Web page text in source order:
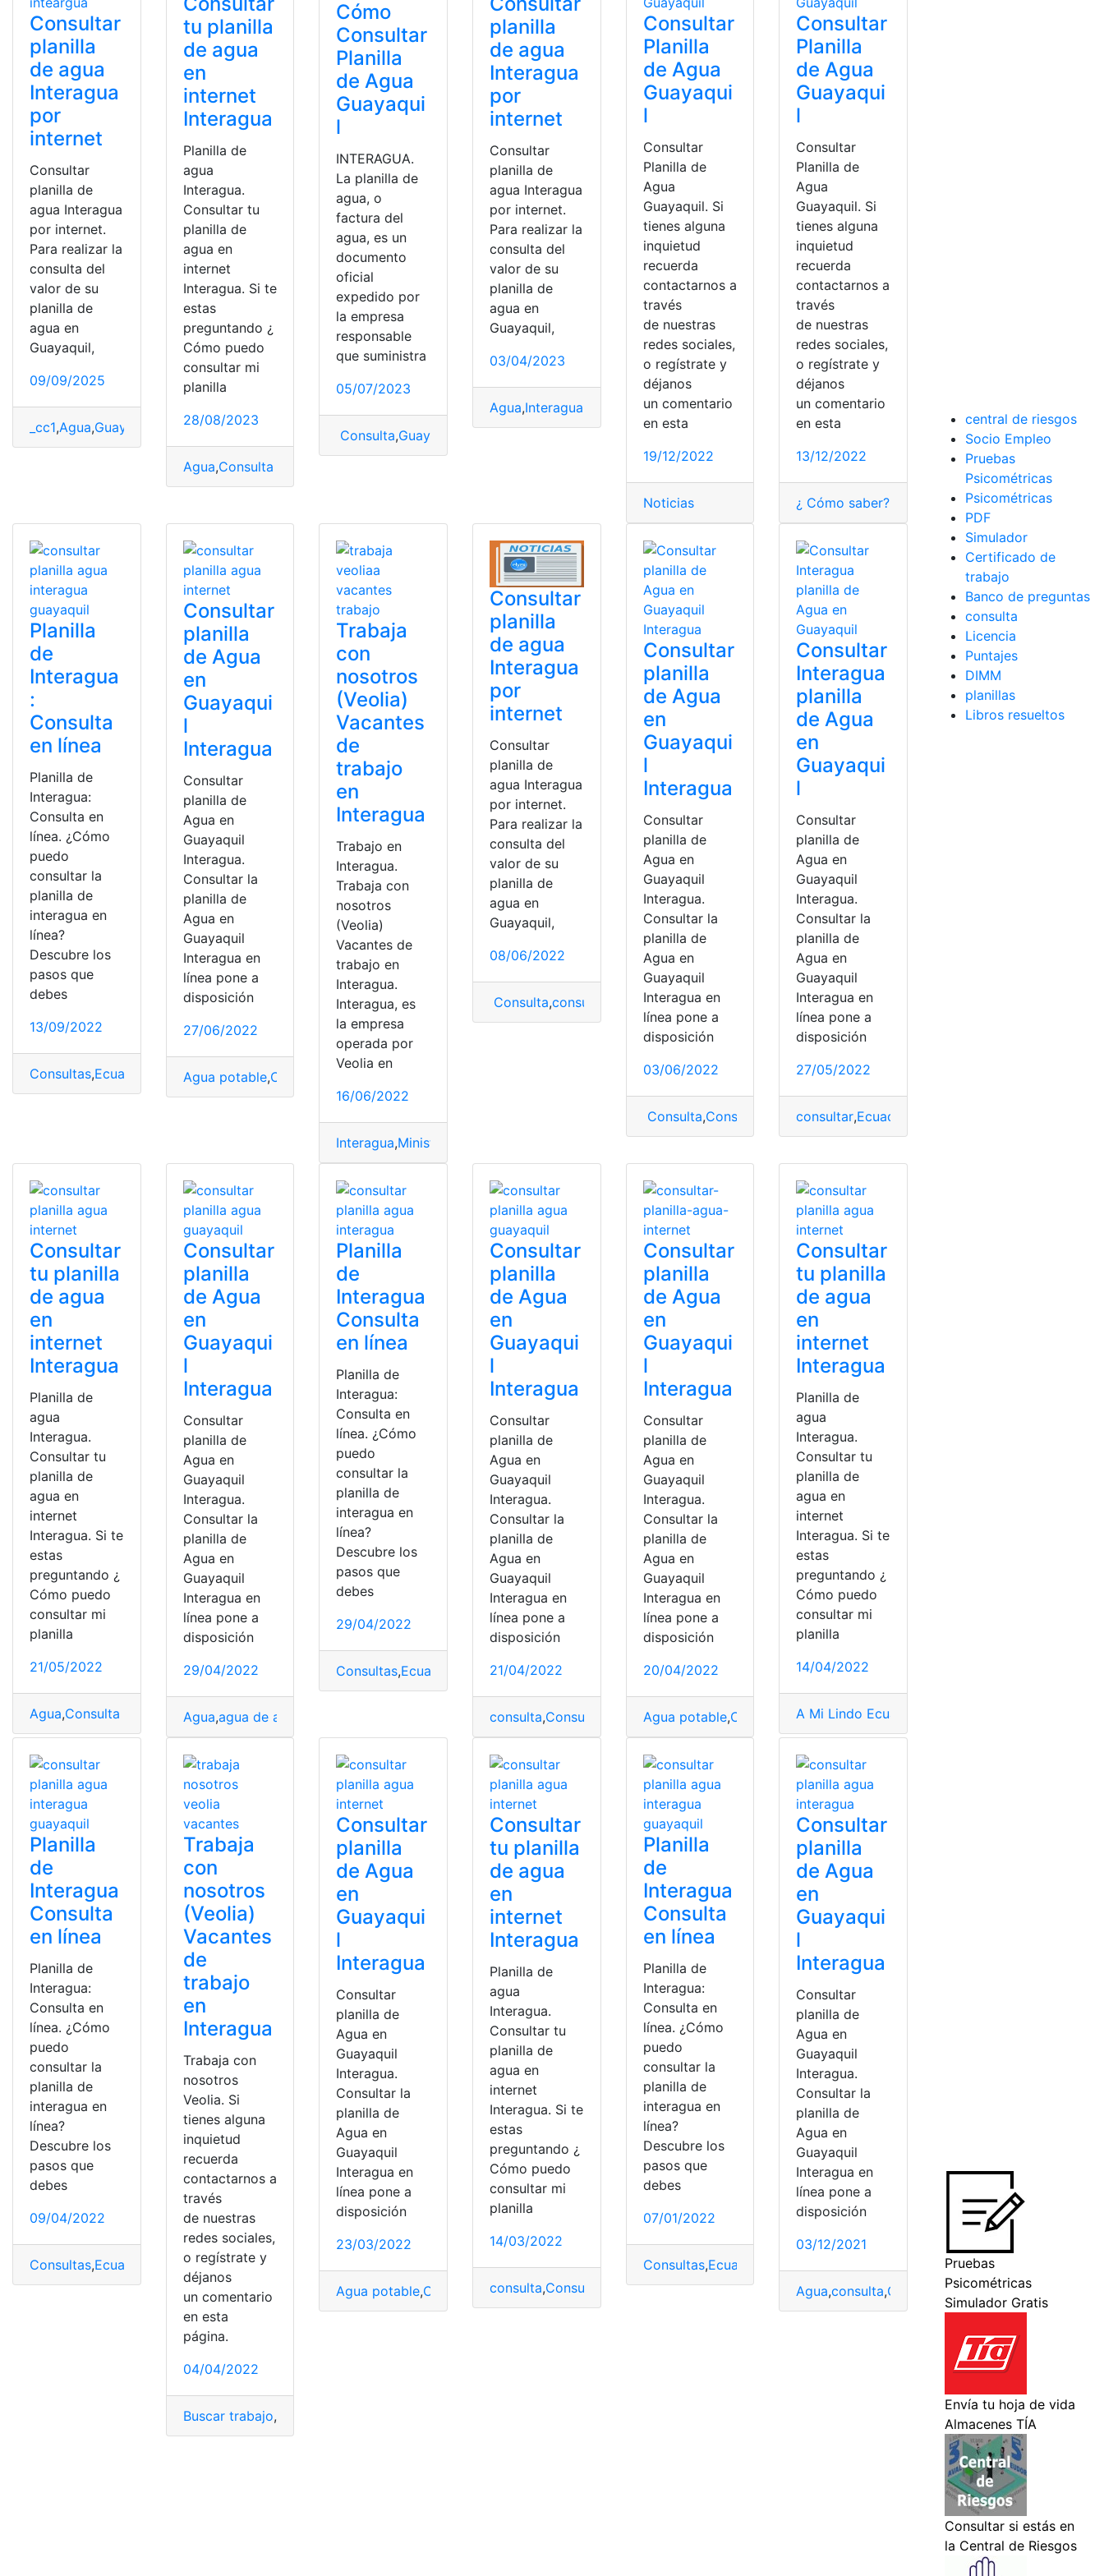
Consultar
planilla
de agua
Interagua
por
internet
Consultar
planilla de
agua Interagua
por internet.
Para realizar la
consulta del
valor de su
planilla de
agua en
Guayaquil,
09/09/2025
_cc1,Agua,Guayaquil Interagua,Internet
tu planilla
de agua
en
internet
Interagua
Planilla de
agua
Interagua.
Consultar tu
planilla de
agua en
internet
Interagua. Si te
estas
preguntando ¿
Cómo puedo
consultar mi
planilla
28/08/2023
Agua,Consulta Online planillas
Cómo
Consultar
Planilla
de Agua
Guayaqui
l
INTERAGUA.
La planilla de
agua, o
factura del
agua, es un
documento
oficial
expedido por
la empresa
responsable
que suministra
05/07/2023
Consulta,Guayaquil
planilla
de agua
Interagua
por
internet
Consultar
planilla de
agua Interagua
por internet.
Para realizar la
consulta del
valor de su
planilla de
agua en
Guayaquil,
03/04/2023
Agua,Interagua planilla,top2
Consultar
Planilla
de Agua
Guayaqui
l
Consultar
Planilla de
Agua
Guayaquil. Si
tienes alguna
inquietud
recuerda
contactarnos a
través
de nuestras
redes sociales,
o regístrate y
déjanos
un comentario
en esta
19/12/2022
Noticias
Consultar
Planilla
de Agua
Guayaqui
l
Consultar
Planilla de
Agua
Guayaquil. Si
tienes alguna
inquietud
recuerda
contactarnos a
través
de nuestras
redes sociales,
o regístrate y
déjanos
un comentario
en esta
13/12/2022
¿ Cómo saber? ¿cómo lo hago?,consulta,Ecuador
Planilla
de
Interagua
:
Consulta
en línea
Planilla de
Interagua:
Consulta en
línea. ¿Cómo
puedo
consultar la
planilla de
interagua en
línea?
Descubre los
pasos que
debes
13/09/2022
Consultas,Ecuador Herramientas Ecuador Interagua Planilla de agua
Consultar
planilla
de Agua
en
Guayaqui
l
Interagua
Consultar
planilla de
Agua en
Guayaquil
Interagua.
Consultar la
planilla de
Agua en
Guayaquil
Interagua en
línea pone a
disposición
27/06/2022
Agua potable,Consultas
Trabaja
con
nosotros
(Veolia)
Vacantes
de
trabajo
en
Interagua
Trabajo en
Interagua.
Trabaja con
nosotros
(Veolia)
Vacantes de
trabajo en
Interagua.
Interagua, es
la empresa
operada por
Veolia en
16/06/2022
Interagua,Ministerio de trabajo
Consultar
planilla
de agua
Interagua
por
internet
Consultar
planilla de
agua Interagua
por internet.
Para realizar la
consulta del
valor de su
planilla de
agua en
Guayaquil,
08/06/2022
Consulta,consulta consulta de causas Consulta de Denuncia,Consulta de empleos
Consultar
planilla
de Agua
en
Guayaqui
l
Interagua
Consultar
planilla de
Agua en
Guayaquil
Interagua.
Consultar la
planilla de
Agua en
Guayaquil
Interagua en
línea pone a
disposición
03/06/2022
Consulta,Consulta Online,Interagua,planilla
Consultar
Interagua
planilla
de Agua
en
Guayaqui
l
Consultar
planilla de
Agua en
Guayaquil
Interagua.
Consultar la
planilla de
Agua en
Guayaquil
Interagua en
línea pone a
disposición
27/05/2022
consultar,Ecuador
Consultar
tu planilla
de agua
en
internet
Interagua
Planilla de
agua
Interagua.
Consultar tu
planilla de
agua en
internet
Interagua. Si te
estas
preguntando ¿
Cómo puedo
consultar mi
planilla
21/05/2022
Agua,Consulta Online consultar,consultar planilla Planilla de agua,planillas
Consultar
planilla
de Agua
en
Guayaqui
l
Interagua
Consultar
planilla de
Agua en
Guayaquil
Interagua.
Consultar la
planilla de
Agua en
Guayaquil
Interagua en
línea pone a
disposición
29/04/2022
Agua,agua de arroz AGUAPEN,Ecuador productivo ,Ecuador solidario
Planilla
de
Interagua
Consulta
en línea
Planilla de
Interagua:
Consulta en
línea. ¿Cómo
puedo
consultar la
planilla de
interagua en
línea?
Descubre los
pasos que
debes
29/04/2022
Consultas,Ecuador Interagua,Planilla de agua planillas
Consultar
planilla
de Agua
en
Guayaqui
l
Interagua
Consultar
planilla de
Agua en
Guayaquil
Interagua.
Consultar la
planilla de
Agua en
Guayaquil
Interagua en
línea pone a
disposición
21/04/2022
consulta,Consulta Online ,Interagua,planilla Planilla de agua
Consultar
planilla
de Agua
en
Guayaqui
l
Interagua
Consultar
planilla de
Agua en
Guayaquil
Interagua.
Consultar la
planilla de
Agua en
Guayaquil
Interagua en
línea pone a
disposición
20/04/2022
Agua potable,Consultas Consultas Online
Consultar
tu planilla
de agua
en
internet
Interagua
Planilla de
agua
Interagua.
Consultar tu
planilla de
agua en
internet
Interagua. Si te
estas
preguntando ¿
Cómo puedo
consultar mi
planilla
14/04/2022
A Mi Lindo Ecuador
Planilla
de
Interagua
Consulta
en línea
Planilla de
Interagua:
Consulta en
línea. ¿Cómo
puedo
consultar la
planilla de
interagua en
línea?
Descubre los
pasos que
debes
09/04/2022
Consultas,Ecuador Interagua,Planilla de agua
Trabaja
con
nosotros
(Veolia)
Vacantes
de
trabajo
en
Interagua
Trabaja con
nosotros
Veolia. Si
tienes alguna
inquietud
recuerda
contactarnos a
través
de nuestras
redes sociales,
o regístrate y
déjanos
un comentario
en esta
página.
04/04/2022
Buscar trabajo, Trabajo
Consultar
planilla
de Agua
en
Guayaqui
l
Interagua
Consultar
planilla de
Agua en
Guayaquil
Interagua.
Consultar la
planilla de
Agua en
Guayaquil
Interagua en
línea pone a
disposición
23/03/2022
Agua potable,Consultas Guayaquil,planillas
Consultar
tu planilla
de agua
en
internet
Interagua
Planilla de
agua
Interagua.
Consultar tu
planilla de
agua en
internet
Interagua. Si te
estas
preguntando ¿
Cómo puedo
consultar mi
planilla
14/03/2022
consulta,Consulta Online,Ecuador,Interagua
Planilla
de
Interagua
Consulta
en línea
Planilla de
Interagua:
Consulta en
línea. ¿Cómo
puedo
consultar la
planilla de
interagua en
línea?
Descubre los
pasos que
debes
07/01/2022
Consultas,Ecuador planillas
Consultar
planilla
de Agua
en
Guayaqui
l
Interagua
Consultar
planilla de
Agua en
Guayaquil
Interagua.
Consultar la
planilla de
Agua en
Guayaquil
Interagua en
línea pone a
disposición
03/12/2021
Agua,consulta,Guayaquil planillas, top2
central de riesgos
Socio Empleo
Pruebas
Psicométricas
Psicométricas
PDF
Simulador
Certificado de
trabajo
Banco de preguntas
consulta
Licencia
Puntajes
DIMM
planillas
Libros resueltos